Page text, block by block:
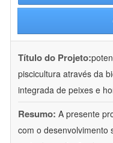
Título do Projeto:
piscicultura através da
integrada de peixes e
Resumo: A presente
com o desenvolvimento